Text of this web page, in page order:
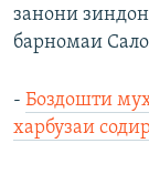
занони
барномаи
- Боздошти
харбузаи